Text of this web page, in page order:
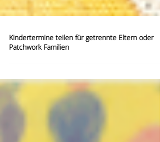
Kindertermine teilen für getrennte Eltern oder
Patchwork Familien